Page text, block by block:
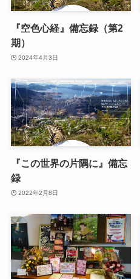
『空色心経』備忘録（第2
期）
2024年4月3日
『この世界の片隅に』備忘
録
2022年2月8日